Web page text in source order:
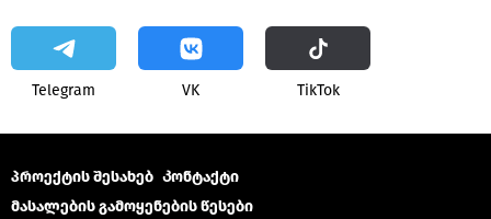
Telegram VK ТikТоk
პროექტის შესახებ Კონტაქტი
მასალების გამოყენების წესები